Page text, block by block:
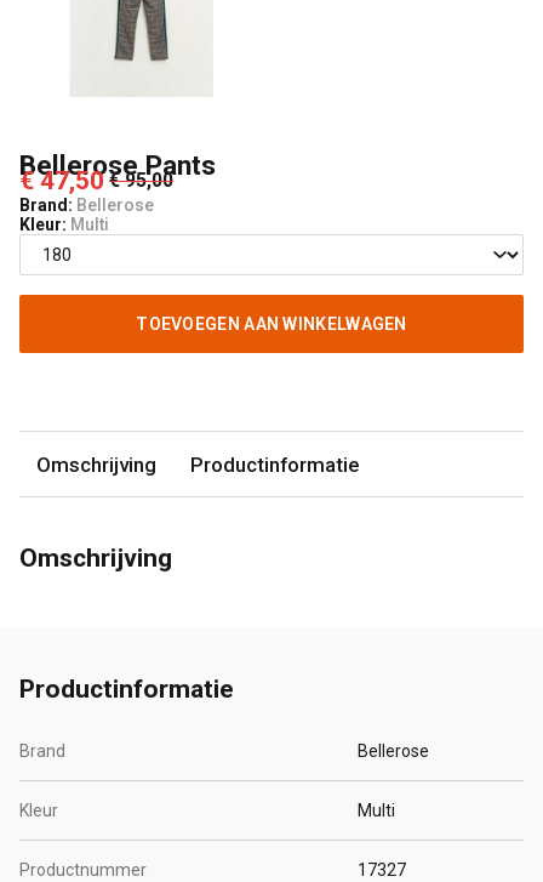
Bellerose Pants
€ 47,50 € 95,00
Brand: Bellerose
Kleur: Multi
TOEVOEGEN AAN WINKELWAGEN
Omschrijving Productinformatie
Omschrijving
Productinformatie
Brand Bellerose
Kleur Multi
Productnummer 17327